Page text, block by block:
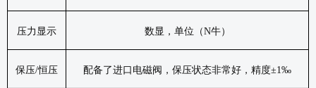
压力显示 数显，单位（N牛）
保压/恒压 配备了进口电磁阀，保压状态非常好，精度±1‰